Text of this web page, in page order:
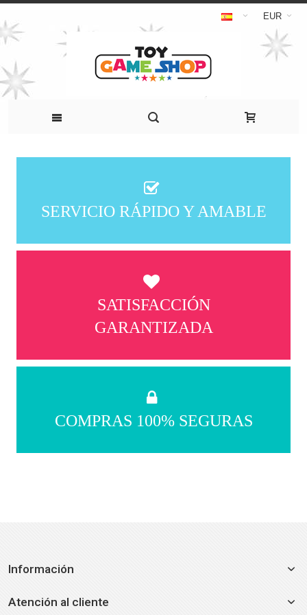
EUR
SERVICIO RÁPIDO Y AMABLE
SATISFACCIÓN
GARANTIZADA
COMPRAS 100% SEGURAS
Información
Atención al cliente